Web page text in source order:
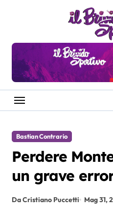
Bastian Contrario
Perdere
un grave
Da Cristiano Puccetti Mag 31,